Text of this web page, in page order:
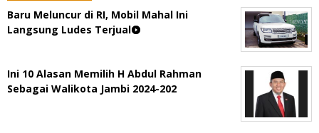
Baru Meluncur di RI, Mobil Mahal Ini
Langsung Ludes Terjual
Ini 10 Alasan Memilih H Abdul Rahman
Sebagai Walikota Jambi 2024-202